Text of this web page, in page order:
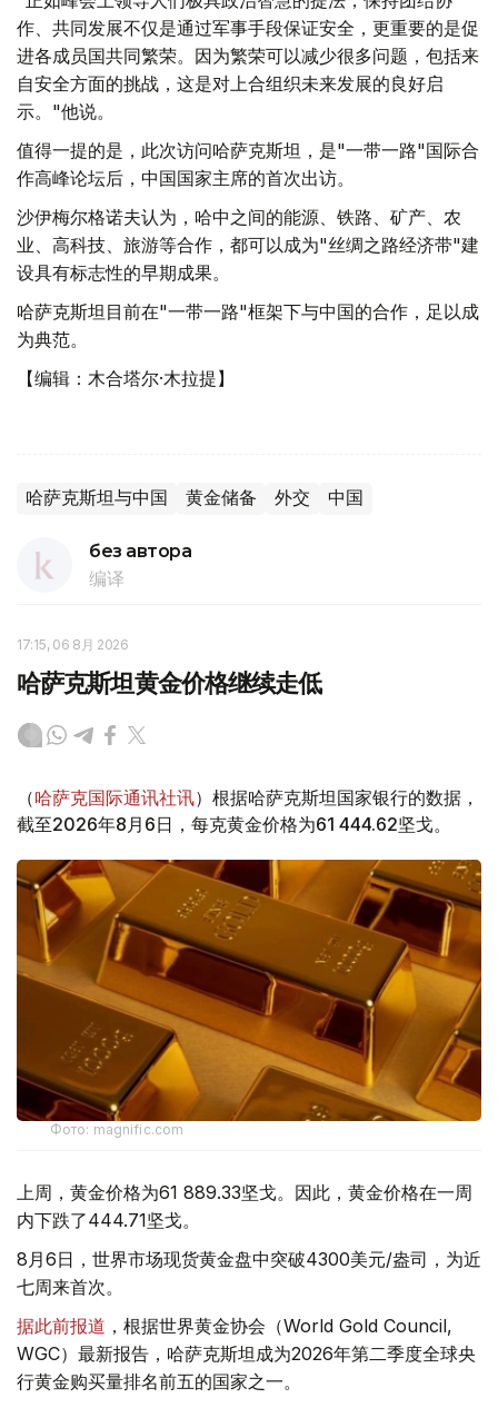
作、共同发展不仅是通过军事手段保证安全，更重要的是促
进各成员国共同繁荣。因为繁荣可以减少很多问题，包括来
自安全方面的挑战，这是对上合组织未来发展的良好启
示。"他说。
值得一提的是，此次访问哈萨克斯坦，是"一带一路"国际合
作高峰论坛后，中国国家主席的首次出访。
沙伊梅尔格诺夫认为，哈中之间的能源、铁路、矿产、农
业、高科技、旅游等合作，都可以成为"丝绸之路经济带"建
设具有标志性的早期成果。
哈萨克斯坦目前在"一带一路"框架下与中国的合作，足以成
为典范。
【编辑：木合塔尔·木拉提】
哈萨克斯坦与中国 黄金储备 外交 中国
без автора
编译
17:15, 06 8月 2026
哈萨克斯坦黄金价格继续走低
（哈萨克国际通讯社讯）根据哈萨克斯坦国家银行的数据，
截至2026年8月6日，每克黄金价格为61 444.62坚戈。
Фото: magnific.com
上周，黄金价格为61 889.33坚戈。因此，黄金价格在一周
内下跌了444.71坚戈。
8月6日，世界市场现货黄金盘中突破4300美元/盎司，为近
七周来首次。
据此前报道 ，根据世界黄金协会（World Gold Council,
WGC）最新报告，哈萨克斯坦成为2026年第二季度全球央
行黄金购买量排名前五的国家之一。